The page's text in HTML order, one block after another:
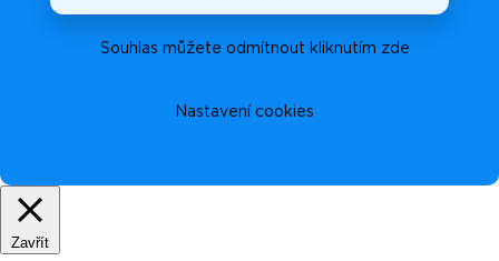
Nastavení cookies
Souhlas můžete odmítnout kliknutím zde
Zavřít